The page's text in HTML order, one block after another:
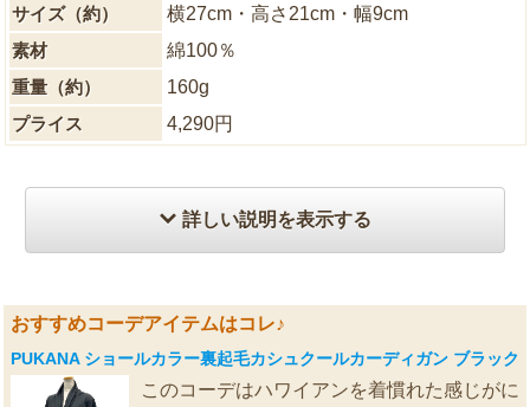
サイズ（約）
横27cm・高さ21cm・幅9cm
素材
綿100％
重量（約）
160g
プライス
4,290円
詳しい説明を表示する
おすすめコーデアイテムはコレ♪
PUKANA ショールカラー裏起毛カシュクールカーディガン ブラック
このコーデはハワイアンを着慣れた感じがに